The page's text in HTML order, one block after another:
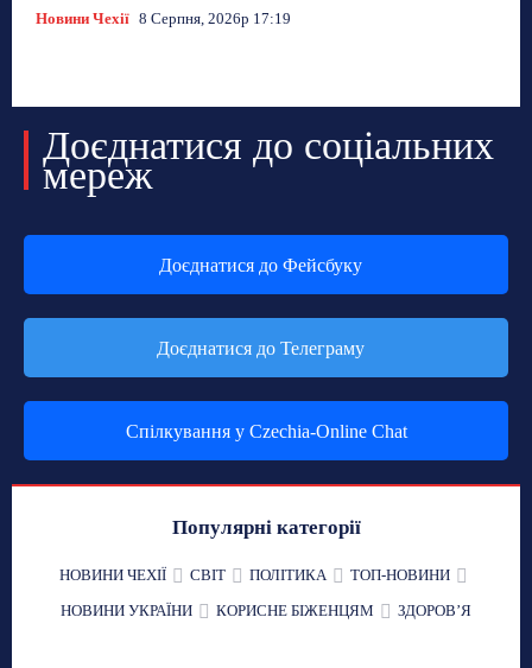
Новини Чехії 8 Серпня, 2026р 17:19
Доєднатися до соціальних
мереж
Доєднатися до Фейсбуку
Доєднатися до Телеграму
Спілкування у Czechia-Online Chat
Популярні категорії
НОВИНИ ЧЕХІЇ СВІТ ПОЛІТИКА
ТОП-НОВИНИ
НОВИНИ УКРАЇНИ
КОРИСНЕ БІЖЕНЦЯМ ЗДОРОВʼЯ